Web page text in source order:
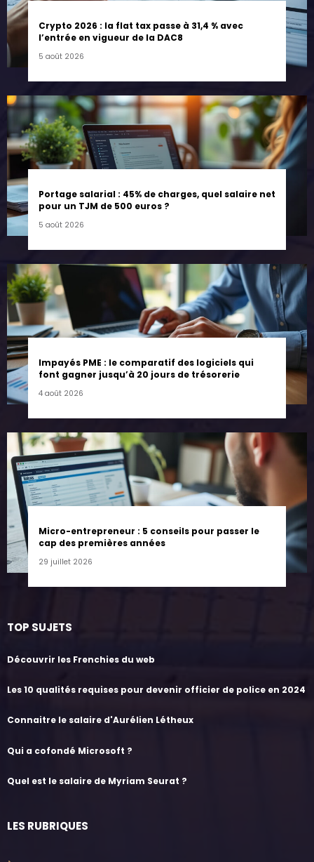
Crypto 2026 : la flat tax passe à 31,4 % avec
l’entrée en vigueur de la DAC8
5 août 2026
Portage salarial : 45% de charges, quel salaire net
pour un TJM de 500 euros ?
5 août 2026
Impayés PME : le comparatif des logiciels qui
font gagner jusqu’à 20 jours de trésorerie
4 août 2026
Micro-entrepreneur : 5 conseils pour passer le
cap des premières années
29 juillet 2026
TOP SUJETS
Découvrir les Frenchies du web
Les 10 qualités requises pour devenir officier de police en 2024
Connaitre le salaire d'Aurélien Létheux
Qui a cofondé Microsoft ?
Quel est le salaire de Myriam Seurat ?
LES RUBRIQUES